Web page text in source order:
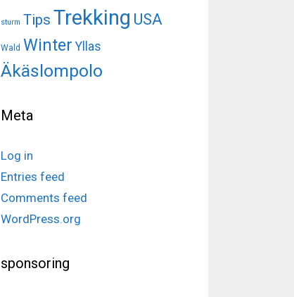
sturm Tips Trekking USA
Wald Winter Yllas
Äkäslompolo
Meta
Log in
Entries feed
Comments feed
WordPress.org
sponsoring